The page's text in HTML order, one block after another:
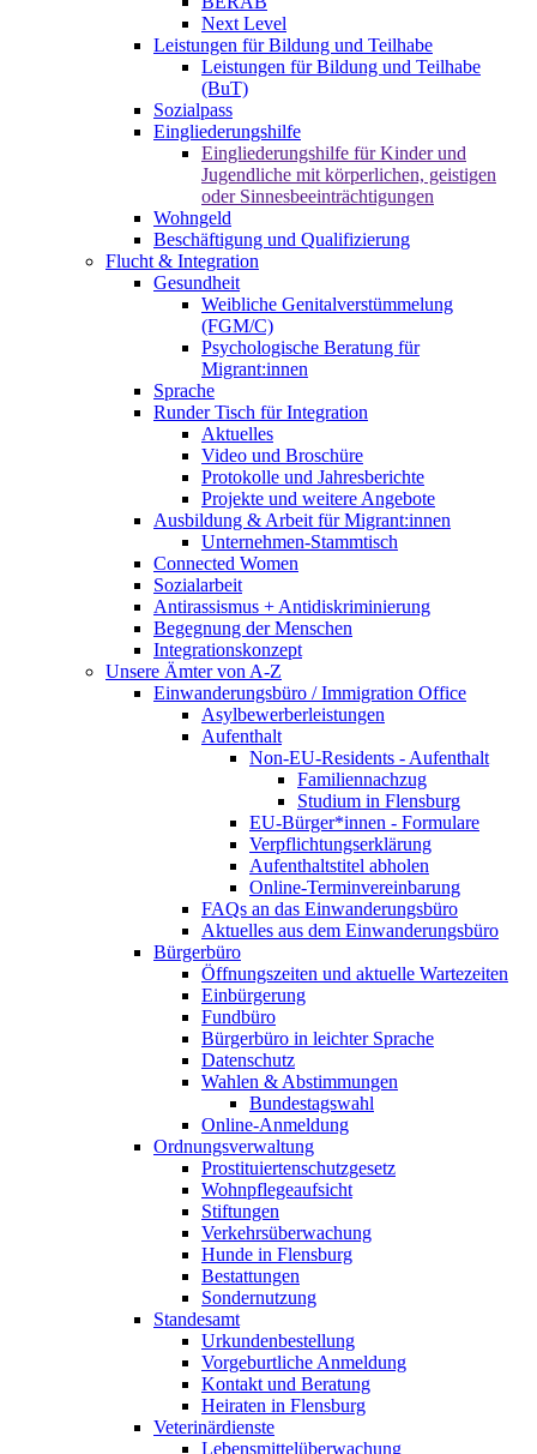
Next Level
Leistungen für Bildung und Teilhabe
Leistungen für Bildung und Teilhabe
(BuT)
Sozialpass
Eingliederungshilfe
Eingliederungshilfe für Kinder und
Jugendliche mit körperlichen, geistigen
oder Sinnesbeeinträchtigungen
Wohngeld
Beschäftigung und Qualifizierung
Flucht & Integration
Gesundheit
Weibliche Genitalverstümmelung
(FGM/C)
Psychologische Beratung für
Migrant:innen
Sprache
Runder Tisch für Integration
Aktuelles
Video und Broschüre
Protokolle und Jahresberichte
Projekte und weitere Angebote
Ausbildung & Arbeit für Migrant:innen
Unternehmen-Stammtisch
Connected Women
Sozialarbeit
Antirassismus + Antidiskriminierung
Begegnung der Menschen
Integrationskonzept
Unsere Ämter von A-Z
Einwanderungsbüro / Immigration Office
Asylbewerberleistungen
Aufenthalt
Non-EU-Residents - Aufenthalt
Familiennachzug
Studium in Flensburg
EU-Bürger*innen - Formulare
Verpflichtungserklärung
Aufenthaltstitel abholen
Online-Terminvereinbarung
FAQs an das Einwanderungsbüro
Aktuelles aus dem Einwanderungsbüro
Bürgerbüro
Öffnungszeiten und aktuelle Wartezeiten
Einbürgerung
Fundbüro
Bürgerbüro in leichter Sprache
Datenschutz
Wahlen & Abstimmungen
Bundestagswahl
Online-Anmeldung
Ordnungsverwaltung
Prostituiertenschutzgesetz
Wohnpflegeaufsicht
Stiftungen
Verkehrsüberwachung
Hunde in Flensburg
Bestattungen
Sondernutzung
Standesamt
Urkundenbestellung
Vorgeburtliche Anmeldung
Kontakt und Beratung
Heiraten in Flensburg
Veterinärdienste
Lebensmittelüberwachung